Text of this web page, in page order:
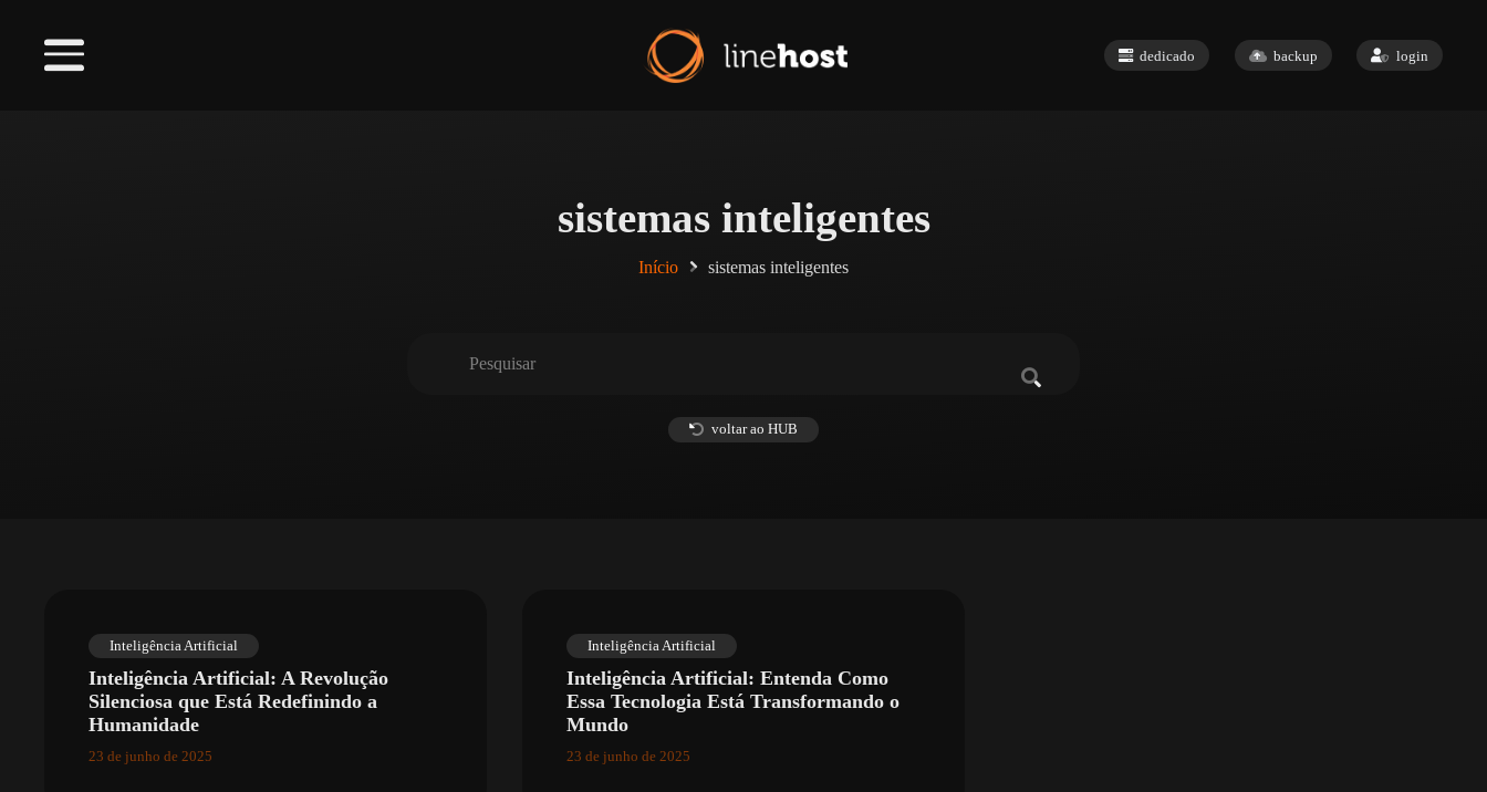
dedicado backup login
sistemas inteligentes
Início sistemas inteligentes
voltar ao HUB
Inteligência Artificial
Inteligência Artificial: A Revolução
Silenciosa que Está Redefinindo a
Humanidade
23 de junho de 2025
Inteligência Artificial
Inteligência Artificial: Entenda Como
Essa Tecnologia Está Transformando o
Mundo
23 de junho de 2025